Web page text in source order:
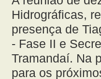
Hidrográficas,
presença de
- Fase II e
Tramandaí. Na
para os